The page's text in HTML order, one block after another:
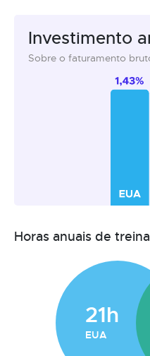
Investimento
Sobre o faturamento
Horas anuais de
21h
EUA